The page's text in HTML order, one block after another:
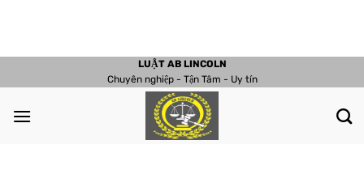
dung
LUẬT AB LINCOLN
Chuyên nghiệp - Tận Tâm - Uy tín